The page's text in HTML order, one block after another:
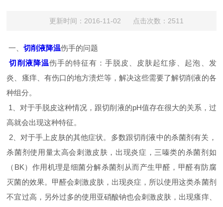
更新时间：2016-11-02 点击次数：2511
一、切削液降温伤手的问题
切削液降温伤手的特征有：手脱皮、皮肤起红疹、起泡、发
炎、瘙痒、有伤口的地方溃烂等，解决这些需要了解切削液的各
种组分。
1、对于手脱皮这种情况，跟切削液的pH值存在很大的关系，过
高就会出现这种特征。
2、对于手上皮肤的其他症状。多数跟切削液中的杀菌剂有关，
杀菌剂使用量太高会刺激皮肤，出现炎症，三嗪类的杀菌剂如
（BK）作用机理是细菌分解杀菌剂从而产生甲醛，甲醛有防腐
灭菌的效果。甲醛会刺激皮肤，出现炎症，所以使用这类杀菌剂
不宜过高，另外过多的使用亚硝酸钠也会刺激皮肤，出现瘙痒、